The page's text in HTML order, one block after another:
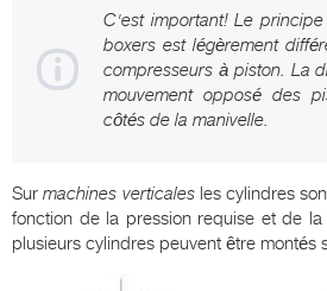
C'est important! Le
boxers est légèrement
compresseurs à piston. La
mouvement opposé des
côtés de la manivelle.
Surmachines verticalesles cylindres
fonction de la pression requise et de
plusieurs cylindres peuvent être montés